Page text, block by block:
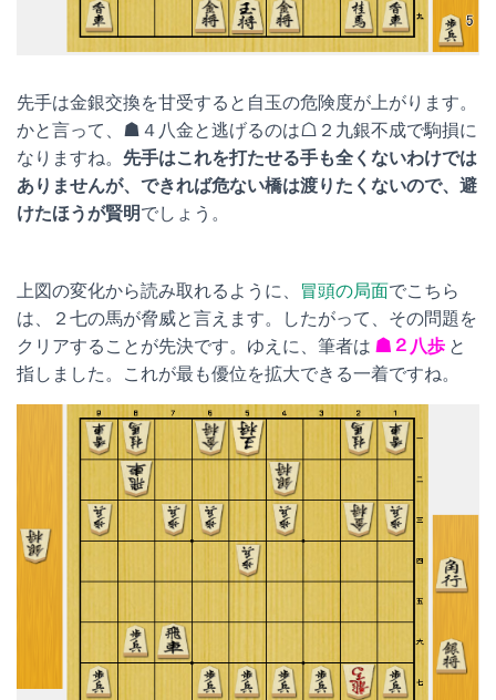
先手は金銀交換を甘受すると自玉の危険度が上がります。
かと言って、☗４八金と逃げるのは☖２九銀不成で駒損に
なりますね。 先手はこれを打たせる手も全くないわけでは
ありませんが、できれば危ない橋は渡りたくないので、避
けたほうが賢明でしょう。
上図の変化から読み取れるように、 冒頭の局面でこちら
は、２七の馬が脅威と言えます。したがって、その問題を
クリアすることが先決です。ゆえに、筆者は ☗２八歩 と
指しました。これが最も優位を拡大できる一着ですね。